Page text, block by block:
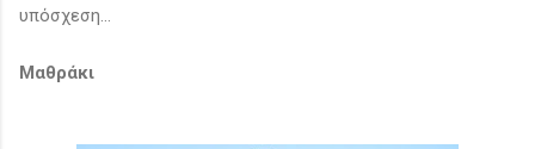
υπόσχεση…
Μαθράκι